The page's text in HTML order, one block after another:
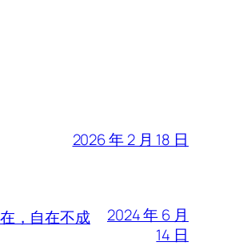
2026 年 2 月 18 日
，自在不成
2024 年 6 月
14 日